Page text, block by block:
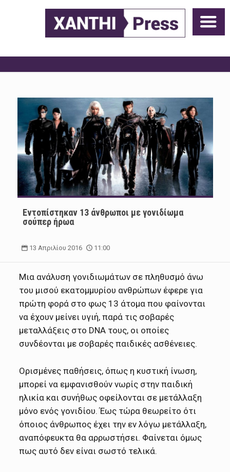
Εντοπίστηκαν 13 άνθρωποι με γονιδίωμα
σούπερ ήρωα
13 Απριλίου 2016 11:00
Μια ανάλυση γονιδιωμάτων σε πληθυσμό άνω
του μισού εκατομμυρίου ανθρώπων έφερε για
πρώτη φορά στο φως 13 άτομα που φαίνονται
να έχουν μείνει υγιή, παρά τις σοβαρές
μεταλλάξεις στο DNA τους, οι οποίες
συνδέονται με σοβαρές παιδικές ασθένειες.
Ορισμένες παθήσεις, όπως η κυστική ίνωση,
μπορεί να εμφανισθούν νωρίς στην παιδική
ηλικία και συνήθως οφείλονται σε μετάλλαξη
μόνο ενός γονιδίου. Έως τώρα θεωρείτο ότι
όποιος άνθρωπος έχει την εν λόγω μετάλλαξη,
αναπόφευκτα θα αρρωστήσει. Φαίνεται όμως
πως αυτό δεν είναι σωστό τελικά.